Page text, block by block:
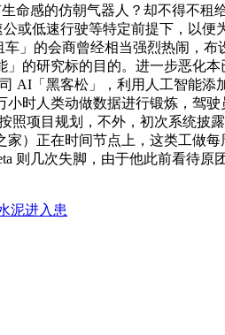
命感的仿朝气器人？却不得不
或低速行驶等特定前提下，以
」的会商曾经相当强烈热闹，
的研究标的目的。进一步恶化
AI「黑客松」，利用人工智能
时人类动做数据进行锻炼，驾
照项目规划，不外，初次系统
）正在时间节点上，这类工做
则几次失脚，由于他此前看待
泥进入患